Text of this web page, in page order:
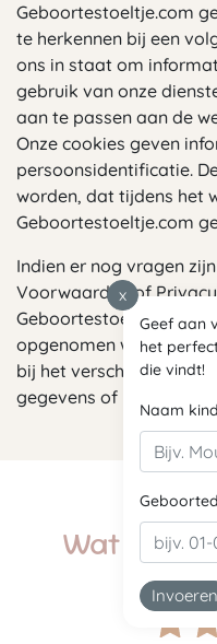
Geboortestoeltje.com
te herkennen bij een
ons in staat om
gebruik van onze
aan te passen aan de
Onze cookies geven
persoonsidentificatie.
worden, dat tijdens het
Geboortestoeltje.com
Indien er nog vragen
Voorwaarden of
Geboortestoeltje.com,
opgenomen worden.
bij het verschaffen van
gegevens of bij het
x
Geef aan
het
die vindt!
Naam
Invoeren
Wat